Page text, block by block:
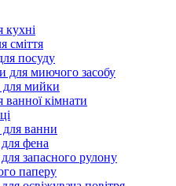
кухні
сміття
посуду
для миючого засобу
мийки
ванної кімнати
ванни
фена
запасного рулону
паперу